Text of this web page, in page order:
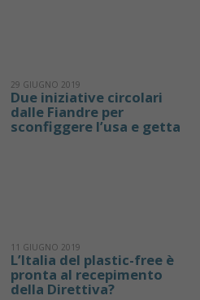
29 GIUGNO 2019
Due iniziative circolari
dalle Fiandre per
sconfiggere l’usa e getta
11 GIUGNO 2019
L’Italia del plastic-free è
pronta al recepimento
della Direttiva?